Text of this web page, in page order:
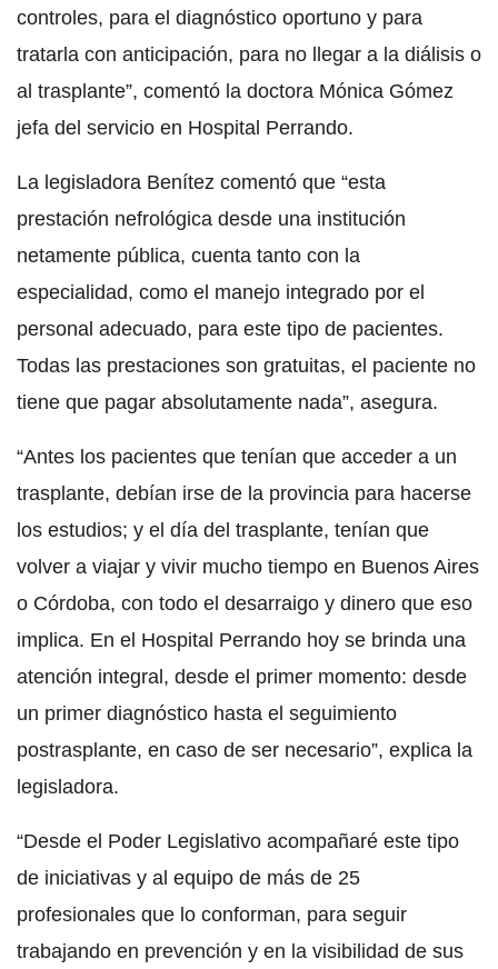
controles, para el diagnóstico oportuno y para
tratarla con anticipación, para no llegar a la diálisis o
al trasplante”, comentó la doctora Mónica Gómez
jefa del servicio en Hospital Perrando.
La legisladora Benítez comentó que “esta
prestación nefrológica desde una institución
netamente pública, cuenta tanto con la
especialidad, como el manejo integrado por el
personal adecuado, para este tipo de pacientes.
Todas las prestaciones son gratuitas, el paciente no
tiene que pagar absolutamente nada”, asegura.
“Antes los pacientes que tenían que acceder a un
trasplante, debían irse de la provincia para hacerse
los estudios; y el día del trasplante, tenían que
volver a viajar y vivir mucho tiempo en Buenos Aires
o Córdoba, con todo el desarraigo y dinero que eso
implica. En el Hospital Perrando hoy se brinda una
atención integral, desde el primer momento: desde
un primer diagnóstico hasta el seguimiento
postrasplante, en caso de ser necesario”, explica la
legisladora.
“Desde el Poder Legislativo acompañaré este tipo
de iniciativas y al equipo de más de 25
profesionales que lo conforman, para seguir
trabajando en prevención y en la visibilidad de sus